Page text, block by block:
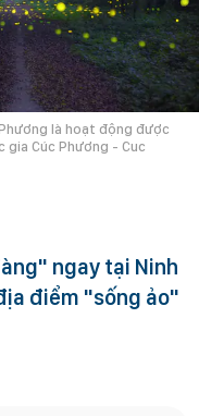
là hoạt động được
gia Cúc Phương - Cuc
ngay tại Ninh
điểm "sống ảo"